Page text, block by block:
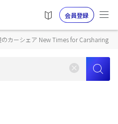
会員登録
カーシェア New Times for Carsharing